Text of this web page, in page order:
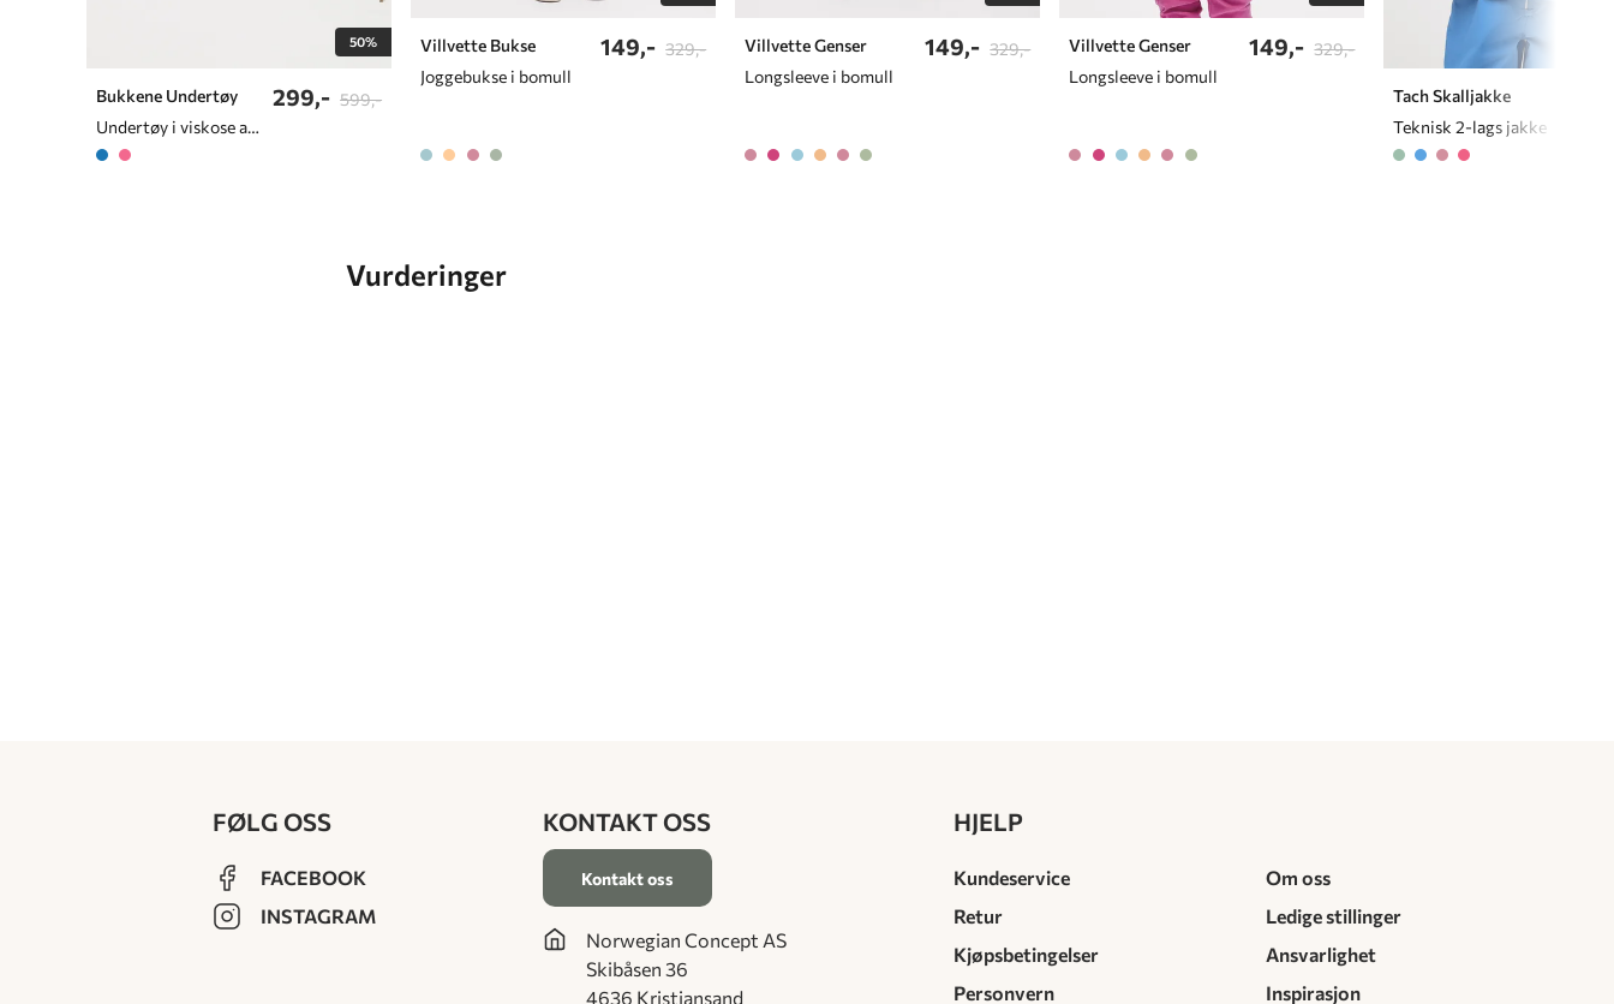
50%
Bukkene Undertøy
Undertøy i viskose av bambus
299,- 599,-
Villvette Bukse
Joggebukse i bomull
149,- 329,-
Villvette Genser
Longsleeve i bomull
149,- 329,-
Villvette Genser
Longsleeve i bomull
149,- 329,-
Tach Skalljakke
Teknisk 2-lags jakke
Vurderinger
FØLG OSS
FACEBOOK
INSTAGRAM
KONTAKT OSS
Kontakt oss
Norwegian Concept AS
Skibåsen 36
4636 Kristiansand
HJELP
Kundeservice
Retur
Kjøpsbetingelser
Personvern
Om oss
Ledige stillinger
Ansvarlighet
Inspirasjon